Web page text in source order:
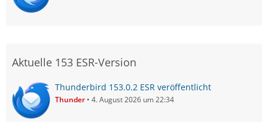
Aktuelle 153 ESR-Version
Thunderbird 153.0.2 ESR veröffentlicht
Thunder 4. August 2026 um 22:34